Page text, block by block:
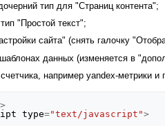
тип для "Страниц контента";
"Простой текст";
сайта" (снять галочку
данных (изменяется в
например yandex-метрики и
type="text/javascript">